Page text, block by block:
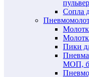
Сопла
Пики
МОП,